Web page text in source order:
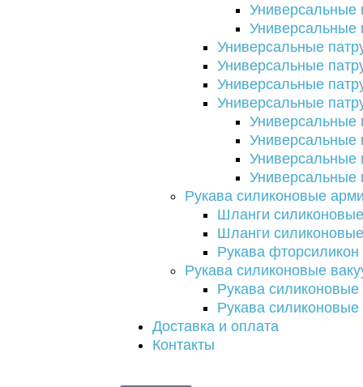
Универсальные
Универсальные
Универсальные
Универсальные
Универсальные
Универсальные
Универсальные
Универсальные
Универсальные
Универсальные
Рукава силиконовые
Шланги
Шланги
Рукава фторсиликон
Рукава силиконовые
Рукава
Рукава
Доставка и оплата
Контакты